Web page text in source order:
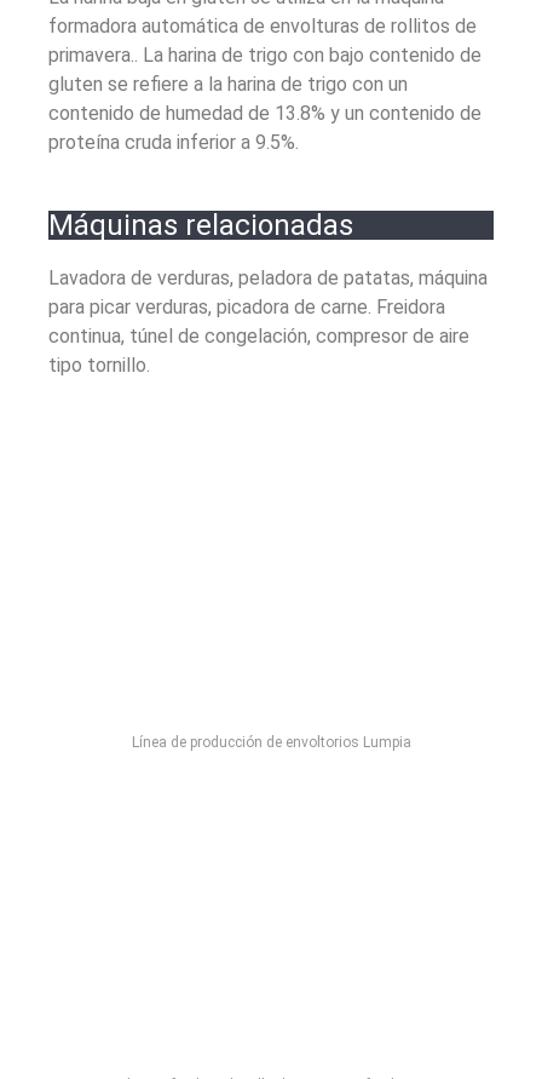
formadora automática de envolturas de rollitos de
primavera.. La harina de trigo con bajo contenido de
gluten se refiere a la harina de trigo con un
contenido de humedad de 13.8% y un contenido de
proteína cruda inferior a 9.5%.
Máquinas relacionadas
Lavadora de verduras, peladora de patatas, máquina
para picar verduras, picadora de carne. Freidora
continua, túnel de congelación, compresor de aire
tipo tornillo.
Línea de producción de envoltorios Lumpia